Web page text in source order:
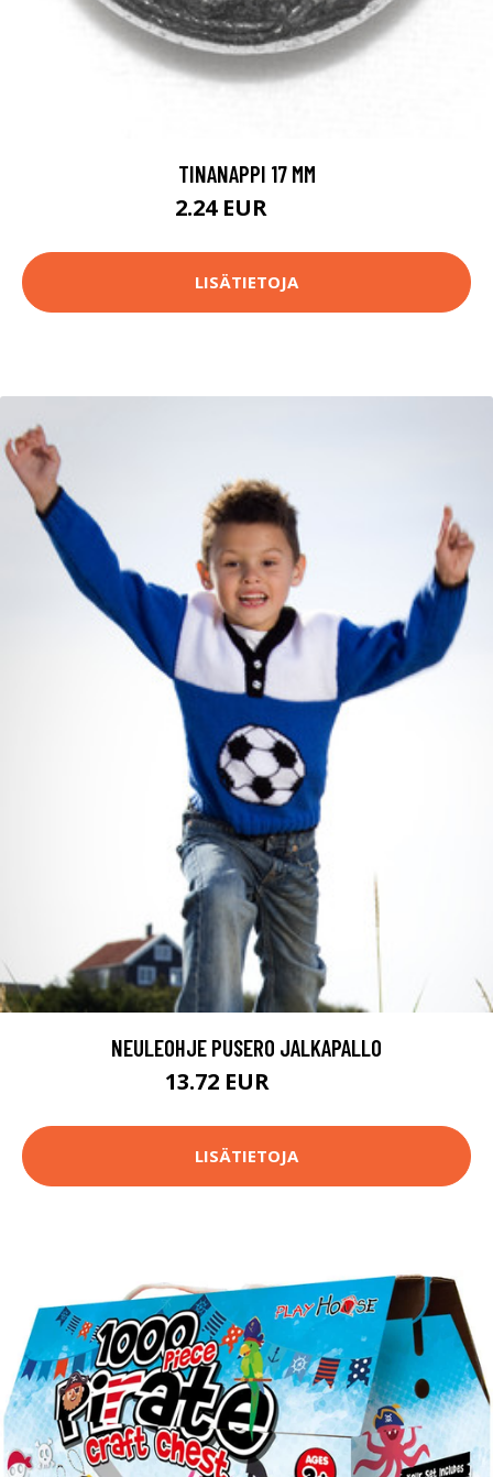
TINANAPPI 17 MM
2.24 EUR
LISÄTIETOJA
NEULEOHJE PUSERO JALKAPALLO
13.72 EUR
LISÄTIETOJA